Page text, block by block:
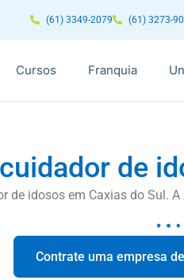
(61) 3349-2079 (61) 3273-
Cursos Franquia
de
de idosos em Caxias do Sul.
Contrate uma empresa